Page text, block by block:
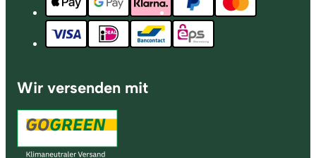
Wir versenden mit